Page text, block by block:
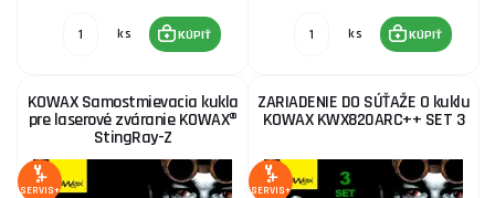
ks KÚPIŤ ks KÚPIŤ
KOWAX Samostmievacia kukla
pre laserové zváranie KOWAX®
StingRay-Z
SERVIS+
ZARIADENIE DO SÚŤAŽE O kuklu
KOWAX KWX820ARC++ SET 3
SERVIS+